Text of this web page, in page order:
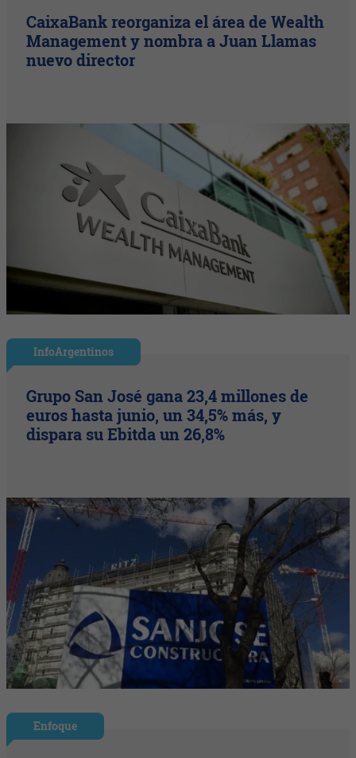
CaixaBank reorganiza el área de Wealth
Management y nombra a Juan Llamas
nuevo director
InfoArgentinos
Grupo San José gana 23,4 millones de
euros hasta junio, un 34,5% más, y
dispara su Ebitda un 26,8%
Enfoque